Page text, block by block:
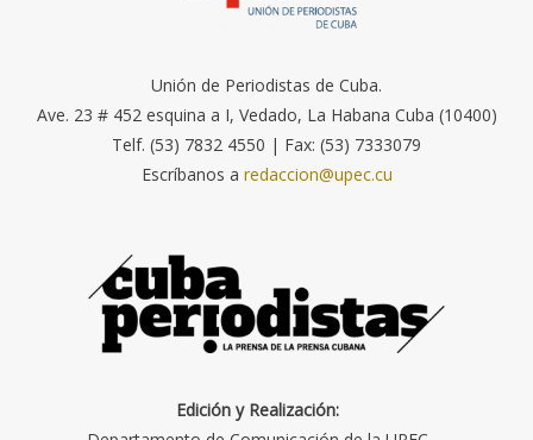
Unión de Periodistas de Cuba.
Ave. 23 # 452 esquina a I, Vedado, La Habana Cuba (10400)
Telf. (53) 7832 4550 | Fax: (53) 7333079
Escríbanos a redaccion@upec.cu
Edición y Realización: